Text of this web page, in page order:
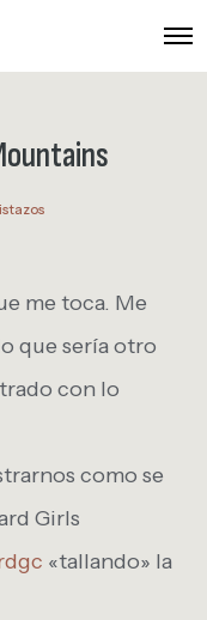
O
me toca. Me
que sería otro
con lo
como se
Girls
«tallando» la